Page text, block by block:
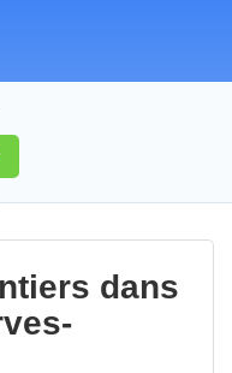
dans